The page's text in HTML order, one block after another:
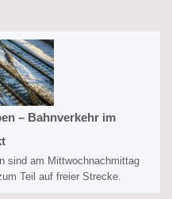
– Bahnverkehr im
sind am Mittwochnachmittag
Teil auf freier Strecke.